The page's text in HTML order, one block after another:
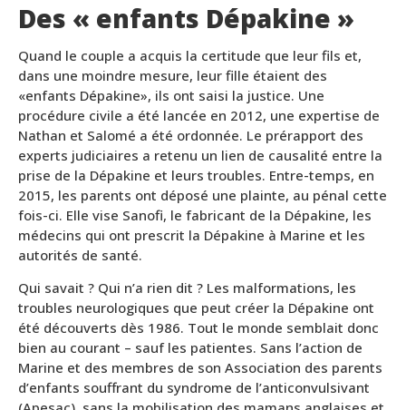
Des « enfants Dépakine »
Quand le couple a acquis la certitude que leur fils et,
dans une moindre mesure, leur fille étaient des
«enfants Dépakine», ils ont saisi la justice. Une
procédure civile a été lancée en 2012, une expertise de
Nathan et Salomé a été ordonnée. Le prérapport des
experts judiciaires a retenu un lien de causalité entre la
prise de la Dépakine et leurs troubles. Entre-temps, en
2015, les parents ont déposé une plainte, au pénal cette
fois-ci. Elle vise Sanofi, le fabricant de la Dépakine, les
médecins qui ont prescrit la Dépakine à Marine et les
autorités de santé.
Qui savait ? Qui n’a rien dit ? Les malformations, les
troubles neurologiques que peut créer la Dépakine ont
été découverts dès 1986. Tout le monde semblait donc
bien au courant – sauf les patientes. Sans l’action de
Marine et des membres de son Association des parents
d’enfants souffrant du syndrome de l’anticonvulsivant